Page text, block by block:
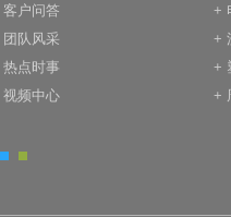
客户问答
团队风采
热点时事
视频中心
+
+
+
+